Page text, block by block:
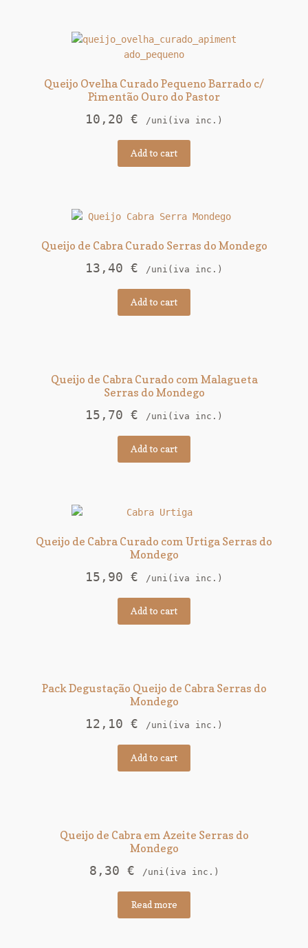
Queijo Ovelha Curado Pequeno Barrado c/
Pimentão Ouro do Pastor
10,20 € /uni(iva inc.)
Add to cart
Queijo de Cabra Curado Serras do Mondego
13,40 € /uni(iva inc.)
Add to cart
Queijo de Cabra Curado com Malagueta
Serras do Mondego
15,70 € /uni(iva inc.)
Add to cart
Queijo de Cabra Curado com Urtiga Serras do
Mondego
15,90 € /uni(iva inc.)
Add to cart
Pack Degustação Queijo de Cabra Serras do
Mondego
12,10 € /uni(iva inc.)
Add to cart
Queijo de Cabra em Azeite Serras do
Mondego
8,30 € /uni(iva inc.)
Read more